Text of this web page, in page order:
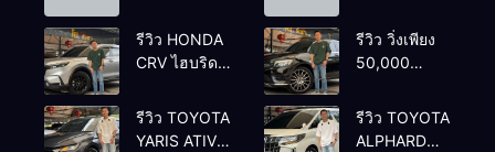
รถโยรัชดา
รีวิว HONDA
CRV ไฮบริด
eHEV ES
2024 รุ่นรอง
รีวิว วิ่งเพียง
50,000
BENZ
GLC250d
รีวิว TOYOTA
YARIS ATIV
รีวิว TOYOTA
ALPHARD